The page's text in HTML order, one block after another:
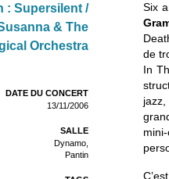
: Supersilent /
& The
Orchestra
DATE DU CONCERT
13/11/2006
SALLE
Dynamo,
Pantin
Six
de
In